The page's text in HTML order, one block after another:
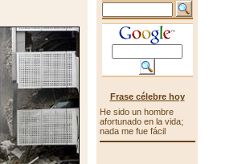
Frase célebre hoy
He sido un hombre
afortunado en la vida;
nada me fue fácil